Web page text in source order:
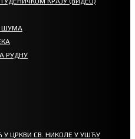
ШУМА
РУДНУ
ЦРКВИ СВ. НИКОЛЕ У УШЋУ